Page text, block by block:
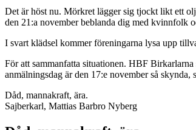
Det är höst nu. Mörkret lägger sig tjockt likt ett
den 21:a november beblanda dig med kvinnfolk
I svart klädsel kommer föreningarna lysa upp
För att sammanfatta situationen. HBF
anmälningsdag är den 17:e november så
Dåd, mannakraft, ära.
Sajberkarl, Mattias Barbro Nyberg